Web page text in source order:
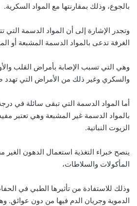
بالجوع، وذلك بمقارنتها مع المواد السكرية.
وتجدر الإشارة إلى أن المواد الدسمة
الغرفة تدعى بالمواد الدسمة المشبعة أو
وهي التي تسبب الإصابة بأمراض القلب
والسكري وغير ذلك من الأمراض التي
أما المواد الدسمة التي تبقى سائلة في
بالمواد الدسمة غير المشبعة وهي تعتبر
الزيوت النباتية.
ينصح خبراء التغذية استعمال الدهون الغير
المأكولات والسلاطات،
وذلك للاستفادة من تأثيرها الطبي في
الدموية وجريان الدم فيها من دون